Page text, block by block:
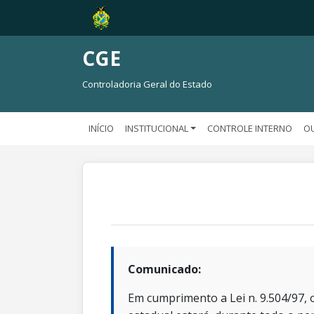
CGE
Controladoria Geral do Estado
INÍCIO INSTITUCIONAL CONTROLE INTERNO
Comunicado:
Em cumprimento a Lei n. 9.504/